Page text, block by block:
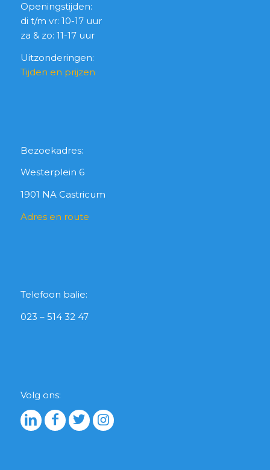
Openingstijden:
di t/m vr: 10-17 uur
za & zo: 11-17 uur
Uitzonderingen:
Tijden en prijzen
Bezoekadres:
Westerplein 6
1901 NA Castricum
Adres en route
Telefoon balie:
023 – 514 32 47
Volg ons: